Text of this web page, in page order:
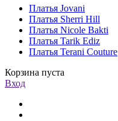
Платья Jovani
Платья Sherri Hill
Платья Nicole Bakti
Платья Tarik Ediz
Платья Terani Couture
Корзина пуста
Вход